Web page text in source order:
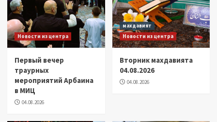
Новости из центра
Первый вечер
траурных
мероприятий Арбаина
в МИЦ
04.08.2026
махдавият
Новости из центра
Вторник махдавията
04.08.2026
04.08.2026